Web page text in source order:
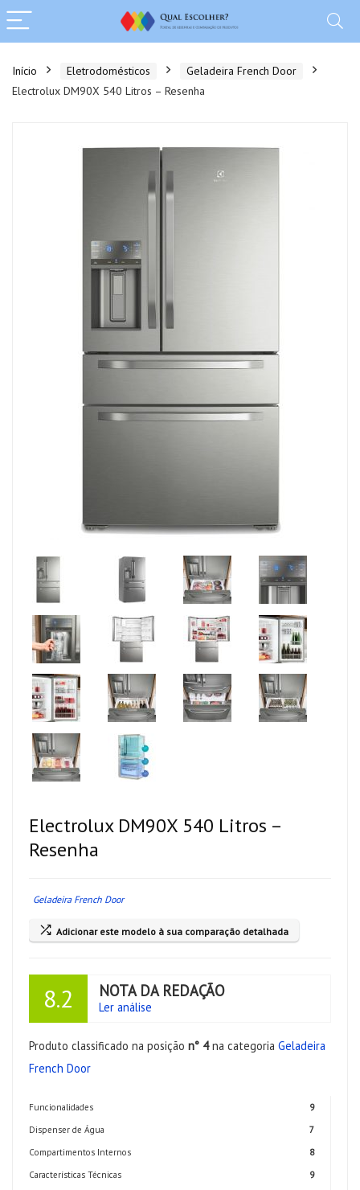
Início Eletrodomésticos
Geladeira French Door
Electrolux DM90X 540 Litros – Resenha
Electrolux DM90X 540 Litros –
Resenha
Geladeira French Door
Adicionar este modelo à sua comparação detalhada
8.2 NOTA DA REDAÇÃO
Ler análise
Produto classificado na posição n° 4na categoria Geladeira
French Door
Funcionalidades
9
Dispenser de Água
7
Compartimentos Internos
8
Características Técnicas
9